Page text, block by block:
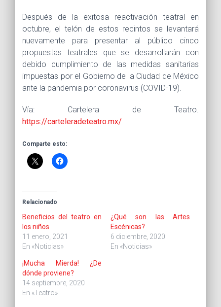
Después de la exitosa reactivación teatral en
octubre, el telón de estos recintos se levantará
nuevamente para presentar al público cinco
propuestas teatrales que se desarrollarán con
debido cumplimiento de las medidas sanitarias
impuestas por el Gobierno de la Ciudad de México
ante la pandemia por coronavirus (COVID-19).
Vía: Cartelera de Teatro.
https://carteleradeteatro.mx/
Comparte esto:
Relacionado
Beneficios del teatro en
los niños
11 enero, 2021
En «Noticias»
¿Qué son las Artes
Escénicas?
6 diciembre, 2020
En «Noticias»
¡Mucha Mierda! ¿De
dónde proviene?
14 septiembre, 2020
En «Teatro»